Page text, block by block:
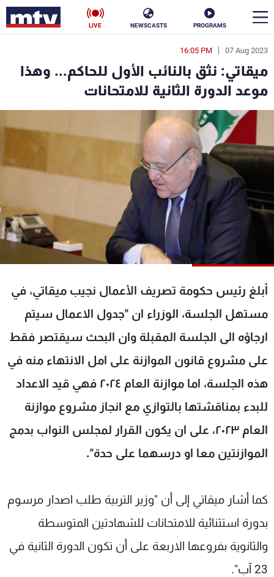
PROGRAMS
NEWSCASTS
LIVE
07 Aug 2023
16:05 PM
ميقاتي: نثق بالنائب الأول للحاكم... وهذا
موعد الدورة الثانية للامتحانات
أبلغ رئيس حكومة تصريف الأعمال نجيب ميقاتي، في
مستهل الجلسة، الوزراء ان "جدول الاعمال سيتم
ارجاؤه الى الجلسة المقبلة وان البحث سيقتصر فقط
على مشروع قانون الموازنة على امل الانتهاء منه في
هذه الجلسة، اما موازنة العام ٢٠٢٤ فهي قيد الاعداد
للبدء بمناقشتها بالتوازي مع انجاز مشروع موازنة
العام ٢٠٢٣، على ان يكون القرار لمجلس النواب بدمج
الموازنتين معا او درسهما على حدة".
كما أشار ميقاتي إلى أن "وزير التربية طلب اصدار مرسوم
بدورة استثنائية للامتحانات للشهادتين المتوسطة
والثانوية بفروعها الاربعة على أن تكون الدورة الثانية في
23 آب".
en
الأخبار
سياسة ناس
إقتصاد فن
منوعات
كأس العالم
البرامج
شاهد البرامج
عن MTV
الإنـتـاج
لاعلاناتكم
وظائف
تواصل معنا
شروط الإسـتخدام
سياسة الخصوصية